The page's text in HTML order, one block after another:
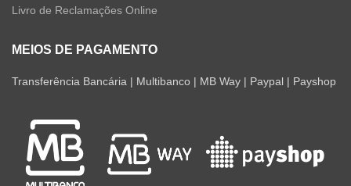
Livro de Reclamações Online
MEIOS DE PAGAMENTO
Transferência Bancária | Multibanco | MB Way | Paypal | Payshop